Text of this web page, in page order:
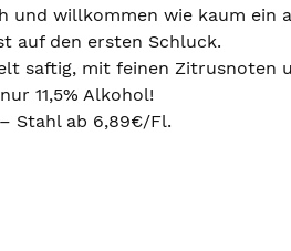
und willkommen wie kaum ein
auf den ersten Schluck.
saftig, mit feinen Zitrusnoten
11,5% Alkohol!
Stahl ab 6,89€/Fl.